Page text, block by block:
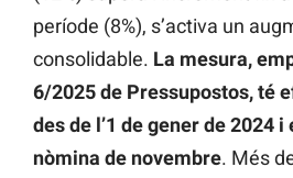
període (8%), s’activa un
consolidable. La mesura,
6/2025 de Pressupostos, té
des de l’1 de gener de 2024
nòmina de novembre. Més